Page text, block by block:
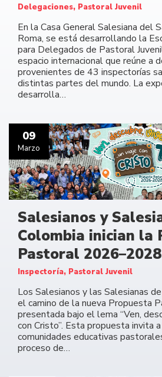
Delegaciones, Pastoral Juvenil
En la Casa General Salesiana del
Roma, se está desarrollando la
para Delegados de Pastoral
espacio internacional que reúne a
provenientes de 43 inspectorías
distintas partes del mundo. La
desarrolla…
09
Marzo
Salesianos y
Colombia inician la
Pastoral 2026–2028
Inspectoría, Pastoral Juvenil
Los Salesianos y las Salesianas
el camino de la nueva Propuesta
presentada bajo el lema “Ven,
con Cristo”. Esta propuesta invita
comunidades educativas
proceso de…